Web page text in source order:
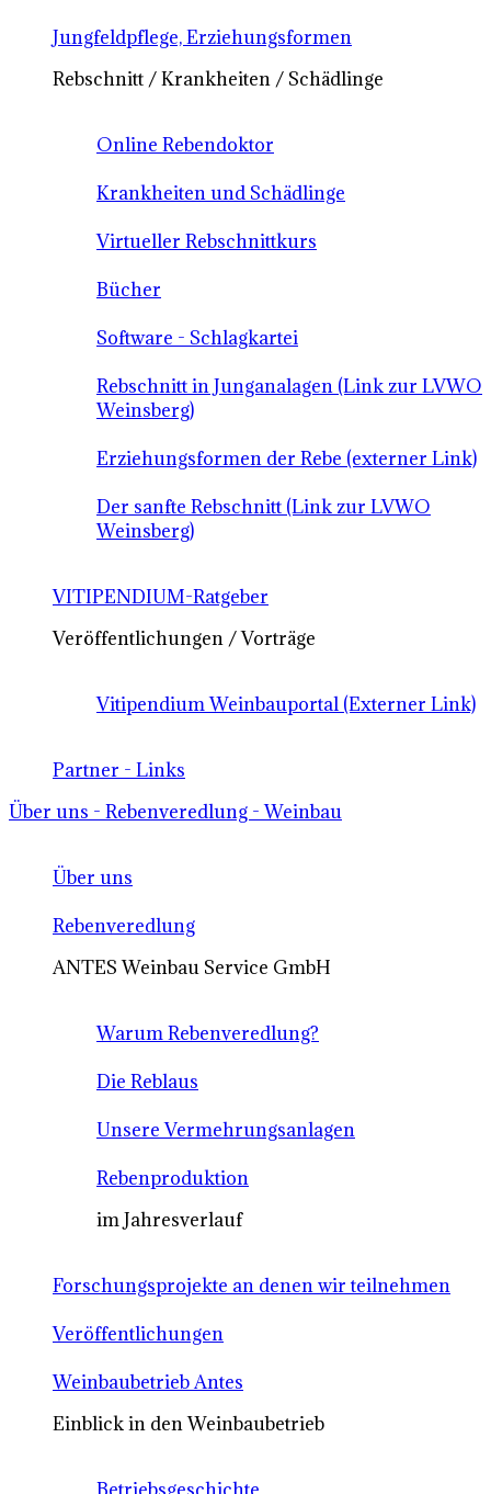
Jungfeldpflege, Erziehungsformen
Rebschnitt / Krankheiten / Schädlinge
Online Rebendoktor
Krankheiten und Schädlinge
Virtueller Rebschnittkurs
Bücher
Software - Schlagkartei
Rebschnitt in Junganalagen (Link zur LVWO
Weinsberg)
Erziehungsformen der Rebe (externer Link)
Der sanfte Rebschnitt (Link zur LVWO
Weinsberg)
VITIPENDIUM-Ratgeber
Veröffentlichungen / Vorträge
Vitipendium Weinbauportal (Externer Link)
Partner - Links
Über uns - Rebenveredlung - Weinbau
Über uns
Rebenveredlung
ANTES Weinbau Service GmbH
Warum Rebenveredlung?
Die Reblaus
Unsere Vermehrungsanlagen
Rebenproduktion
im Jahresverlauf
Forschungsprojekte an denen wir teilnehmen
Veröffentlichungen
Weinbaubetrieb Antes
Einblick in den Weinbaubetrieb